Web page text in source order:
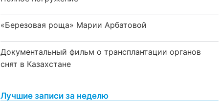
«Березовая роща» Марии Арбатовой
Документальный фильм о трансплантации органов
снят в Казахстане
Лучшие записи за неделю